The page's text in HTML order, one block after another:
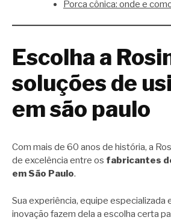
Porca cônica: onde e
Escolha a
soluções de
em são paulo
Com mais de 60 anos de história, a
de excelência entre os fabricantes
em São Paulo.
Sua experiência, equipe especializada
inovação fazem dela a escolha certa